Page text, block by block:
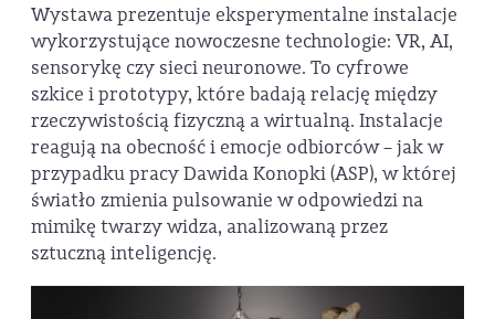
Wystawa prezentuje eksperymentalne instalacje
wykorzystujące nowoczesne technologie: VR, AI,
sensorykę czy sieci neuronowe. To cyfrowe
szkice i prototypy, które badają relację między
rzeczywistością fizyczną a wirtualną. Instalacje
reagują na obecność i emocje odbiorców – jak w
przypadku pracy Dawida Konopki (ASP), w której
światło zmienia pulsowanie w odpowiedzi na
mimikę twarzy widza, analizowaną przez
sztuczną inteligencję.